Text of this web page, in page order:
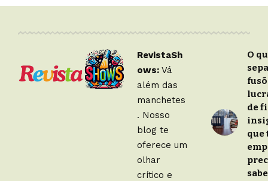
RevistaSh
ows:Vá
além das
manchetes
. Nosso
blog te
oferece um
olhar
crítico e
O
de
que